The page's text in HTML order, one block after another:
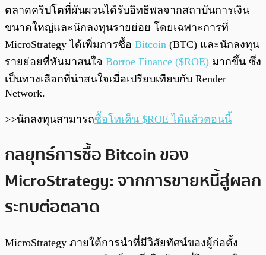
พร้อมเล่น 0:00 0:00
ตลาดคริปโตที่ผันผวนได้รับอิทธิพลจากสถาบันการเงิน
ขนาดใหญ่และนักลงทุนรายย่อย โดยเฉพาะการที่
MicroStrategy ได้เพิ่มการซื้อ Bitcoin (BTC) และนักลงทุน
รายย่อยที่หันมาสนใจ Borroe Finance ($ROE) มากขึ้น ซึ่ง
เป็นทางเลือกที่น่าสนใจเมื่อเปรียบเทียบกับ Render
Network.
>>นักลงทุนสามารถซื้อโทเค็น $ROE ได้แล้วตอนนี้
กลยุทธ์การซื้อ Bitcoin ของ
MicroStrategy: จากการขายหนี้สู่ผลก
ระทบต่อตลาด
MicroStrategy ภายใต้การนำที่มีวิสัยทัศน์ของผู้ก่อตั้ง